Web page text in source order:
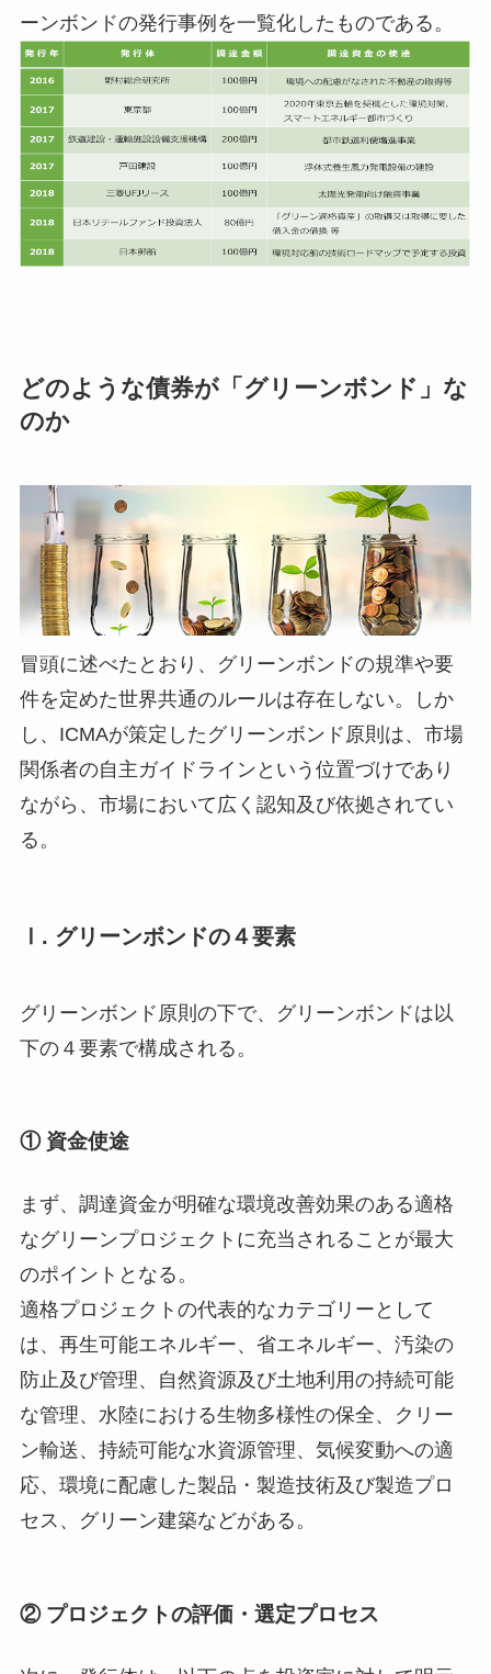
ーンボンドの発行事例を一覧化したものである。
どのような債券が「グリーンボンド」な
のか
冒頭に述べたとおり、グリーンボンドの規準や要
件を定めた世界共通のルールは存在しない。しか
し、ICMAが策定したグリーンボンド原則は、市場
関係者の自主ガイドラインという位置づけであり
ながら、市場において広く認知及び依拠されてい
る。
Ⅰ. グリーンボンドの４要素
グリーンボンド原則の下で、グリーンボンドは以
下の４要素で構成される。
① 資金使途
まず、調達資金が明確な環境改善効果のある適格
なグリーンプロジェクトに充当されることが最大
のポイントとなる。
適格プロジェクトの代表的なカテゴリーとして
は、再生可能エネルギー、省エネルギー、汚染の
防止及び管理、自然資源及び土地利用の持続可能
な管理、水陸における生物多様性の保全、クリー
ン輸送、持続可能な水資源管理、気候変動への適
応、環境に配慮した製品・製造技術及び製造プロ
セス、グリーン建築などがある。
② プロジェクトの評価・選定プロセス